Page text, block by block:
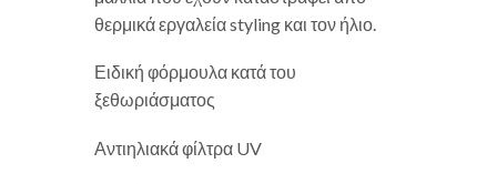
θερμικά εργαλεία styling και τον ήλιο.
Ειδική φόρμουλα κατά του
ξεθωριάσματος
Αντιηλιακά φίλτρα UV